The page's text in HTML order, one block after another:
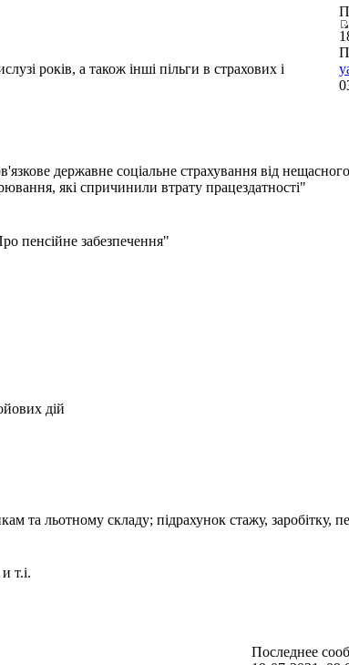
років, а також інші пільги в страхових і
державне соціальне страхування від нещасного
які спричинили втрату працездатності"
пенсійне забезпечення"
дій
та льотному складу; підрахунок стажу, заробітку,
т.і.
Последнее